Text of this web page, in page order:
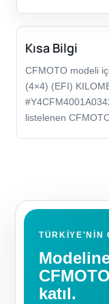
Kısa Bilgi
CFMOTO modeli
(4×4) (EFI)
listelenen
TÜRKIYE'NIN
katıl.